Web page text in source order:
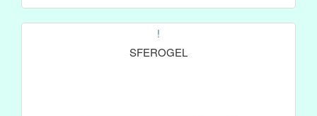
!
SFEROGEL